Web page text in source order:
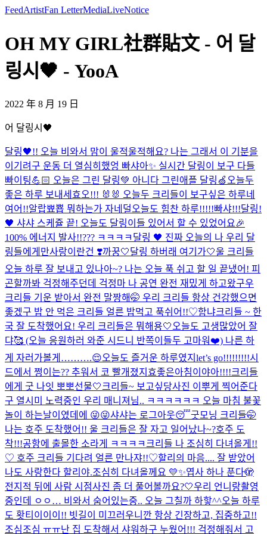
FeedArtistFan LetterMediaLiveNotice
OH MY GIRL社群貼文 - 어 달
링시🖤 - YooA
2022 年 8 月 19 日
어 달링시🖤
달링🖤!! 오늘 비와서 맘이 울적울적해요? 나는 그래서 이 기분을
이기려구 운동 더 열심히했엉 빠샤아✨ 실시간 달링이 보구 다들
빠이팅💪🏻 오늘은 그린 달링💚 아니다 그린애플 달링🍏 오늘두
좋은 하루 보내세효오!!! 🐰🐰 오늘두 크리들이 보구싶은 하루네
여어!!알랍뾰뿁 뭐하는가 자네덜 오늘도 힘찬 하루!!!!!빠샤!!!달링!
🖤 샤샤 스케쥴 끝! 오늘도 달링이들 있어서 할 수 있었어요🎉
100% 에너지 발사!!??? ㅋㅋㅋㅋ 달링 🖤 진짜 오늘의 나 우리 달
링들에게만사랑이란건 ❣️까꿍🤍달링 하버래 여기가🤍울 크리들
오늘 하루 잘 보내고 있나아~? 나는 오늘 푹 쉬고 할 일 끝냈어! 피
곤할까봐 걱정해주던데 걱정마 나 공연 완전 재밌게 하고왔구우
크리들 기운 받아서 완전 말짱해🤭 우리 크리들 항상 건강했으면
좋겠구 밥 안 먹은 크리들 얼른 밥먹고 푹쉬어!!♡함냐크리들 ~ 한
국 잘 도착했어요! 우리 크리들은 뭐해용🤍 오늘도 고생많았어 잘
댜🥰 (오늘 응원하러 와준 시드니 반쪽이들두 고마워❤️) 나른 하
게 자러가볼게……….😌오늘도 즐거운 하루였지 let’s go!!!!!!!!!시
드에서 쩡이는?? 추워서 코 빨개졌지효좋은아침이야아!!!!크리들
에게 굿 나잇 뽀뽀선물🤍 크리들~ 보고싶당사진 이뿌게 찍어준다
구 열시미 노력중인 우리 매니져님.. ㅋㅋㅋㅋㅋㅋ 오늘 마침 불꽃
놀이 하는날이였데에 😜😜샤샤는 로그아웃😴굿모닝 크리들🤭
나는 호주 도착했어!! 울 크리들은 잘 자고 일어났나~?호주 도
착!!!공항에 출몰한 소라게 ㅋㅋㅋㅋ 크리들 나 조심히 다녀올게!!
♡ 호주 크리들 기다려 얼른 만나쟈!!♡할리의 마음.... 잘 받았어
나도 사랑한다 할리야.조심히 다녀올께요 💛✨엽사 하나 푼다🫣
전지적 뒤에 사람 시점사진 좀 더 풀어볼까요?🤍우리 언니랑촬영
중인데 ㅇㅇ… 비와서 숨어있는중.. 오늘 그칠까 하핳^^오늘 하루
도 홧티이이이!! 빗길이 미끄러우니깐 항상 긴장하고, 집중하고!!
조심조심 ㅠㅠ난 집 도착해서 샤워하구 누웠어!!! 걱정해줘서 고